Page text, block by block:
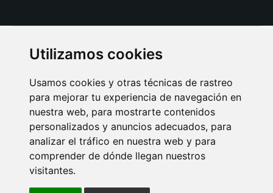
Utilizamos cookies
Usamos cookies y otras técnicas de rastreo
para mejorar tu experiencia de navegación en
nuestra web, para mostrarte contenidos
personalizados y anuncios adecuados, para
analizar el tráfico en nuestra web y para
comprender de dónde llegan nuestros
visitantes.
AVISO LEGAL POLITICA DE COOKIES
POLITICA DE PRIVACIDAD
PUBLICIDAD EN LA REVISTA QUÉ LEER
SORTEO-PREESTRENOS
SUSCRIPCIONES